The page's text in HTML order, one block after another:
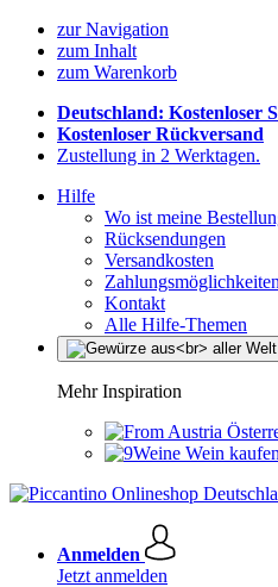
zur Navigation
zum Inhalt
zum Warenkorb
Deutschland: Kostenloser
Kostenloser Rückversand
Zustellung in 2 Werktagen.
Hilfe
Wo ist meine
Rücksendungen
Versandkosten
Zahlungsmöglichkeiten
Kontakt
Alle Hilfe-Themen
Mehr Inspiration
Wein
Anmelden
Jetzt anmelden